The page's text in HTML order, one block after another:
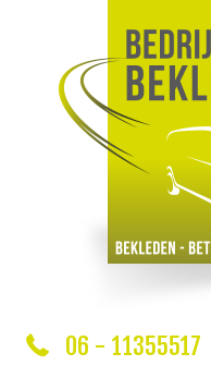
06 - 11355517